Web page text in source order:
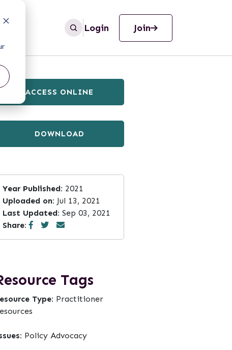
Login Join
ACCESS ONLINE
DOWNLOAD
Year Published: 2021
Uploaded on: Jul 13, 2021
Last Updated: Sep 03, 2021
Share:
Tags
Type: Practitioner
Policy Advocacy